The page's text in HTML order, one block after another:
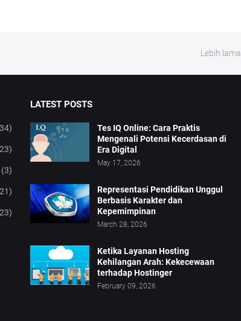
Lebih lama
(3)
LATEST POSTS
Tes IQ Online: Cara Praktis
Mengenali Potensi Kecerdasan di
Era Digital
May 17, 2026
Representasi Pendidikan Unggul
Berbasis Karakter dan
Kepemimpinan
March 28, 2026
Ketika Layanan Hosting
Kehilangan Arah: Kekecewaan
terhadap Hostinger
February 09, 2026